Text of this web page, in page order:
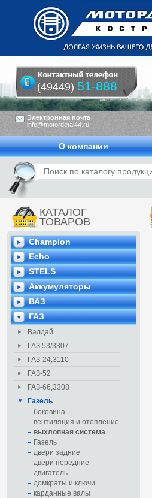
КАТАЛОГ
ТОВАРОВ
Champion
Echo
STELS
Аккумуляторы
ВАЗ
ГАЗ
Валдай
ГАЗ 53/3307
ГАЗ-24,3110
ГАЗ-52
ГАЗ-66,3308
Газель
боковина
вентиляция и отопление
выхлопная система
Газель
двери задние
двери передние
двигатель
домкраты и ключи
карданные валы
Электронная почта
info@motordetal44.ru
(49449) 51-888
О компании